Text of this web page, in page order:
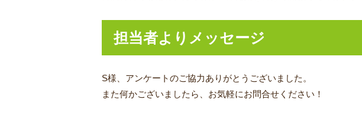
担当者よりメッセージ
S様、アンケートのご協力ありがとうございました。
また何かございましたら、お気軽にお問合せください！